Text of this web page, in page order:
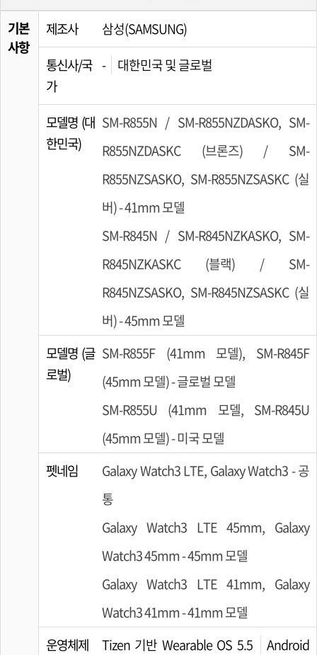
기본
사항
제조사
삼성(SAMSUNG)
통신사/국
가
- 대한민국 및 글로벌
모델명 (대
한민국)
SM-R855N / SM-R855NZDASKO, SM-
R855NZDASKC (브론즈) / SM-
R855NZSASKO, SM-R855NZSASKC (실
버) - 41mm 모델
SM-R845N / SM-R845NZKASKO, SM-
R845NZKASKC (블랙) / SM-
R845NZSASKO, SM-R845NZSASKC (실
버) - 45mm 모델
모델명 (글
로벌)
SM-R855F (41mm 모델), SM-R845F
(45mm 모델) - 글로벌 모델
SM-R855U (41mm 모델, SM-R845U
(45mm 모델) - 미국 모델
펫네임
Galaxy Watch3 LTE, Galaxy Watch3 - 공
통
Galaxy Watch3 LTE 45mm, Galaxy
Watch3 45mm - 45mm 모델
Galaxy Watch3 LTE 41mm, Galaxy
Watch3 41mm - 41mm 모델
운영체제
Tizen 기반 Wearable OS 5.5
Android